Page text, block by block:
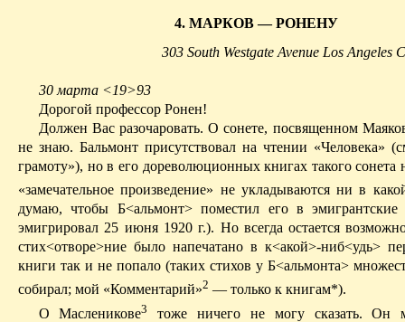
4. МАРКОВ—РОНЕНУ
303 South Westgate Avenue Los Angeles
30 марта <19>93
Дорогой профессор Ронен!
Должен Вас разочаровать. О сонете, посвященном
не знаю. Бальмонт присутствовал на чтении «Человека»
грамоту»), но в его дореволюционных книгах такого сонета
«замечательное произведение» не укладываются ни в
думаю, чтобы Б<альмонт> поместил его в
эмигрировал 25 июня 1920 г.). Но всегда остается
стих<о­творе>ние было напечатано в к<акой>-ниб<удь>
книги так и не попало (таких стихов у Б<альмонта>
собирал; мой «Комментарий»2 — только к книгам*).
О Масленикове3
тоже ничего не могу сказать. Он